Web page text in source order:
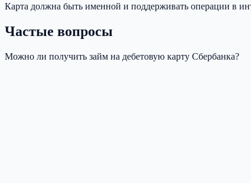
Карта должна быть именной и поддерживать операции в
Частые вопросы
Можно ли получить займ на дебетовую карту Сбербанка?